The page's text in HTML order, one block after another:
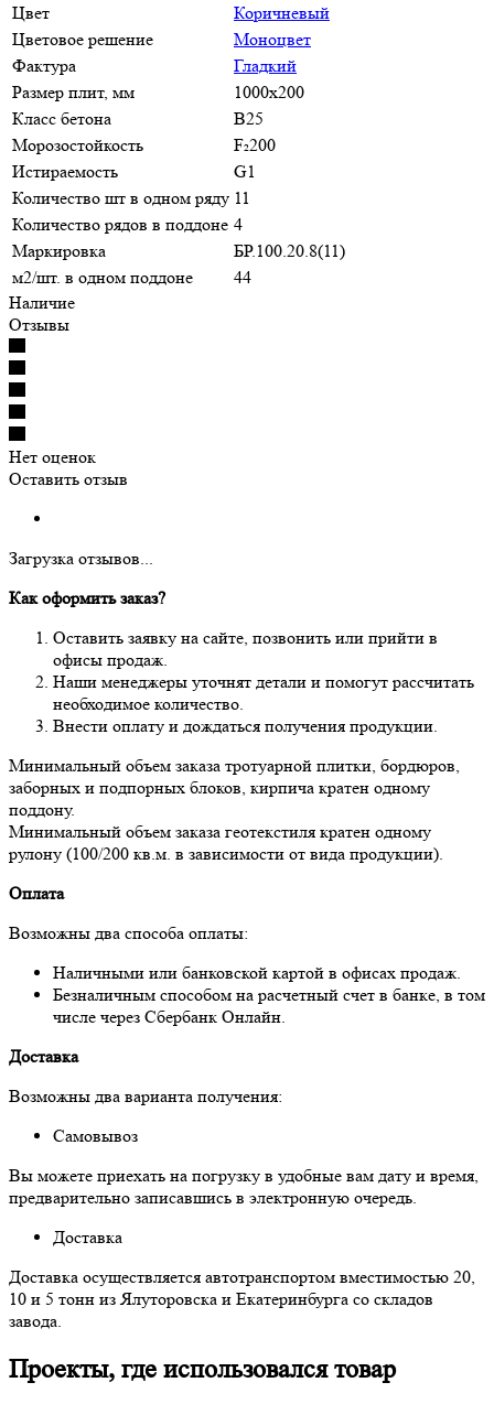
Цвет
Коричневый
Цветовое решение
Моноцвет
Фактура
Гладкий
Размер плит, мм
1000х200
Класс бетона
В25
Морозостойкость
F₂200
Истираемость
G1
Количество шт в одном ряду 11
Количество рядов в поддоне 4
Маркировка
БР.100.20.8(11)
м2/шт. в одном поддоне
44
Наличие
Отзывы
Нет оценок
Оставить отзыв
Загрузка отзывов...
Как оформить заказ?
Оставить заявку на сайте, позвонить или прийти в
офисы продаж.
Наши менеджеры уточнят детали и помогут рассчитать
необходимое количество.
Внести оплату и дождаться получения продукции.
Минимальный объем заказа тротуарной плитки, бордюров,
заборных и подпорных блоков, кирпича кратен одному
поддону.
Минимальный объем заказа геотекстиля кратен одному
рулону (100/200 кв.м. в зависимости от вида продукции).
Оплата
Возможны два способа оплаты:
Наличными или банковской картой в офисах продаж.
Безналичным способом на расчетный счет в банке, в том
числе через Сбербанк Онлайн.
Доставка
Возможны два варианта получения:
Самовывоз
Вы можете приехать на погрузку в удобные вам дату и время,
предварительно записавшись в электронную очередь.
Доставка
Доставка осуществляется автотранспортом вместимостью 20,
10 и 5 тонн из Ялуторовска и Екатеринбурга со складов
завода.
Проекты, где использовался товар